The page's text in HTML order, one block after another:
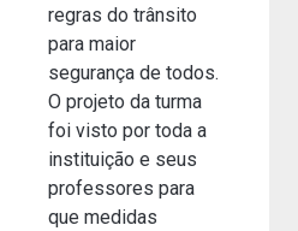
regras do trânsito
para maior
segurança de todos.
O projeto da turma
foi visto por toda a
instituição e seus
professores para
que medidas